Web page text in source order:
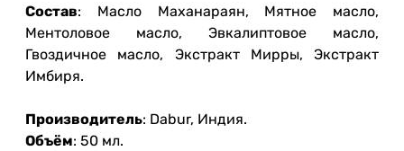
Состав: Масло Маханараян, Мятное масло,
Ментоловое масло, Эвкалиптовое масло,
Гвоздичное масло, Экстракт Мирры, Экстракт
Имбиря.
Производитель: Dabur, Индия.
Объём: 50 мл.